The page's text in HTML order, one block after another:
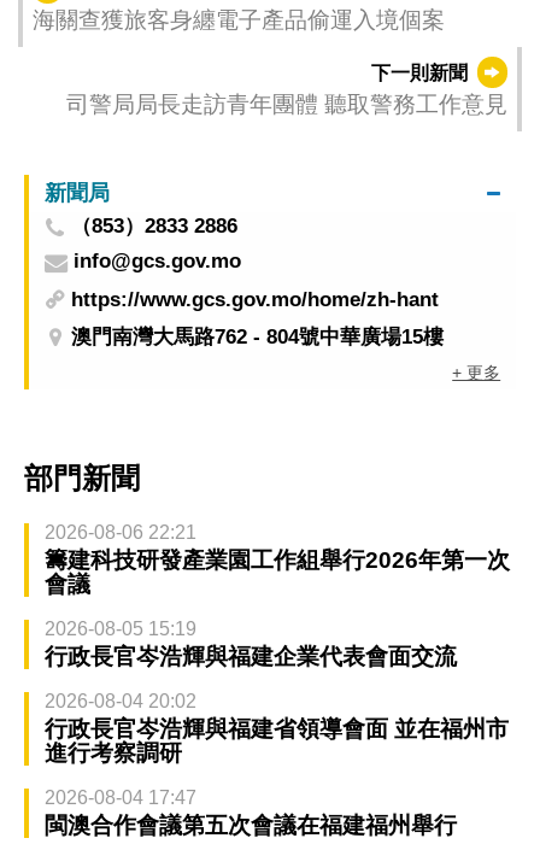
海關查獲旅客身纏電子產品偷運入境個案
下一則新聞
司警局局長走訪青年團體 聽取警務工作意見
新聞局
（853）2833 2886
info@gcs.gov.mo
https://www.gcs.gov.mo/home/zh-hant
澳門南灣大馬路762 - 804號中華廣場15樓
+ 更多
部門新聞
2026-08-06 22:21
籌建科技研發產業園工作組舉行2026年第一次
會議
2026-08-05 15:19
行政長官岑浩輝與福建企業代表會面交流
2026-08-04 20:02
行政長官岑浩輝與福建省領導會面 並在福州市
進行考察調研
2026-08-04 17:47
閩澳合作會議第五次會議在福建福州舉行